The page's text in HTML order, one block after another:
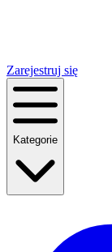
Zarejestruj się
Kategorie